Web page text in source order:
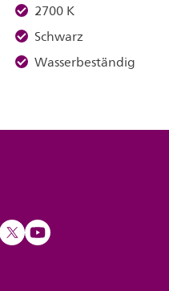
2700 K
Schwarz
Wasserbeständig